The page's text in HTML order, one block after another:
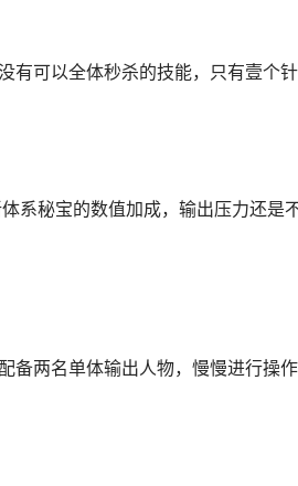
有可以全体秒杀的技能，只有壹个
系秘宝的数值加成，输出压力还是
备两名单体输出人物，慢慢进行操